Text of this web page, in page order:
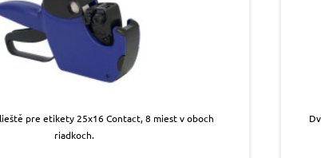
pre etikety 25x16 Contact, 8 miest v oboch
riadkoch.